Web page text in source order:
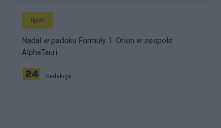
Sport
Nadal w padoku Formuły 1: Orlen w zespole
AlphaTauri
Redakcja